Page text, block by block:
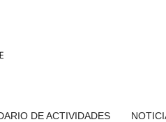
DE ACTIVIDADES